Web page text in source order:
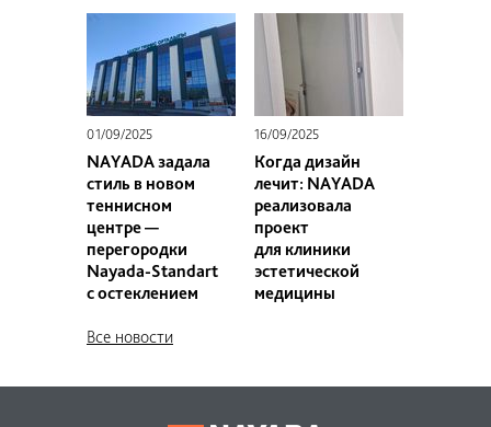
01/09/2025
NAYADA задала
стиль в новом
теннисном
центре —
перегородки
Nayada-Standart
с остеклением
16/09/2025
Когда дизайн
лечит: NAYADA
реализовала
проект
для клиники
эстетической
медицины
Все новости